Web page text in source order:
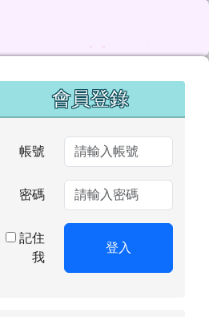
右邊區域內容
會員登錄
帳號
密碼
記住
我
登入